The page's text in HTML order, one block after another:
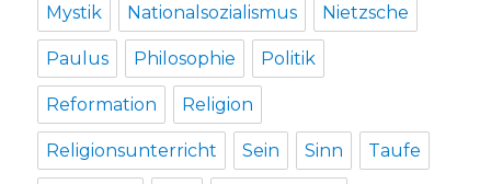
Mystik Nationalsozialismus Nietzsche
Paulus Philosophie Politik
Reformation Religion
Religionsunterricht Sein Sinn Taufe